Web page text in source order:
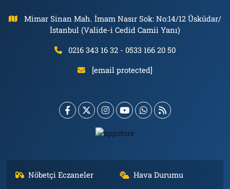
Mimar Sinan Mah. İmam Nasır Sok: No:14/12 Üsküdar/
İstanbul (Valide-i Cedid Camii Yanı)
0216 343 16 32 - 0533 166 20 50
[email protected]
Nöbetçi Eczaneler
Hava Durumu